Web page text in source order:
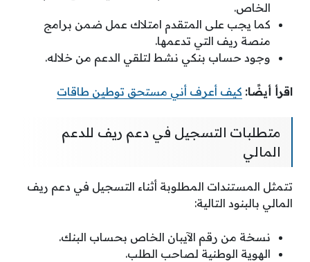
الخاص.
كما يجب على المتقدم امتلاك عمل ضمن برامج
منصة ريف التي تدعمها.
وجود حساب بنكي نشط لتلقي الدعم من خلاله.
اقرأ أيضًا: كيف أعرف أني مستحق توطين طاقات
متطلبات التسجيل في دعم ريف للدعم
المالي
تتمثل المستندات المطلوبة أثناء التسجيل في دعم ريف
المالي بالبنود التالية:
نسخة من رقم الآيبان الخاص بحساب البنك.
الهوية الوطنية لصاحب الطلب.